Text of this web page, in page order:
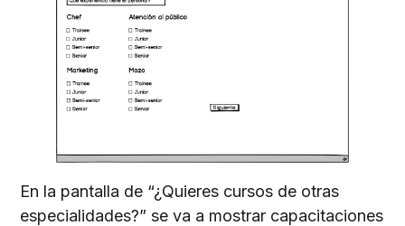
En la pantalla de “¿Quieres cursos de otras
especialidades?” se va a mostrar capacitaciones